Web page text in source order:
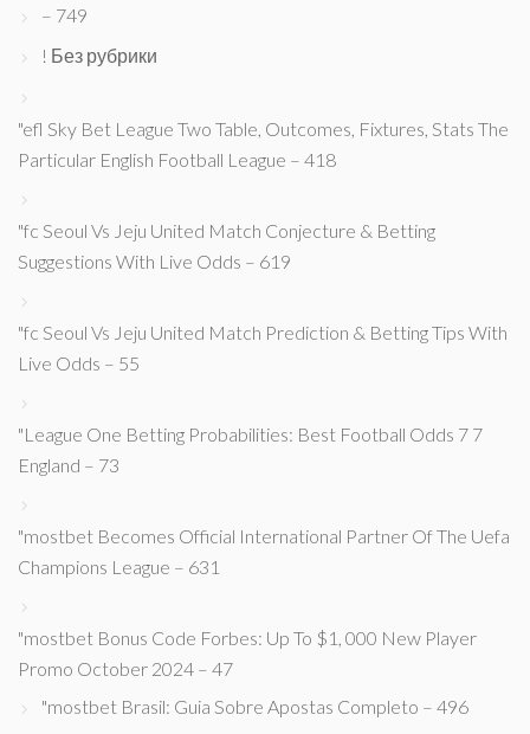
– 749
! Без рубрики
"efl Sky Bet League Two Table, Outcomes, Fixtures, Stats The
Particular English Football League – 418
"fc Seoul Vs Jeju United Match Conjecture & Betting
Suggestions With Live Odds – 619
"fc Seoul Vs Jeju United Match Prediction & Betting Tips With
Live Odds – 55
"League One Betting Probabilities: Best Football Odds 7 7
England – 73
"mostbet Becomes Official International Partner Of The Uefa
Champions League – 631
"mostbet Bonus Code Forbes: Up To $1, 000 New Player
Promo October 2024 – 47
"mostbet Brasil: Guia Sobre Apostas Completo – 496